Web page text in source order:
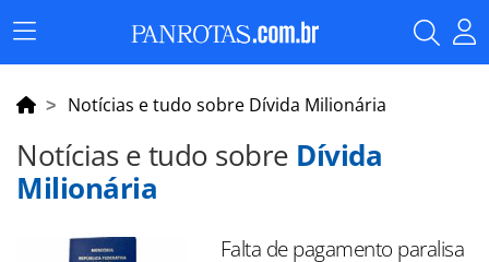
Menu
Principal
Notícias e tudo sobre Dívida Milionária
Notícias e tudo sobre Dívida
Milionária
Falta de pagamento paralisa